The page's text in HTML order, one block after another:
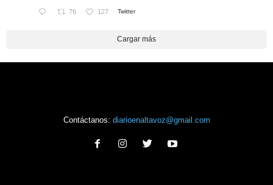
76 127 Twitter
Cargar más
Contáctanos: diarioenaltavoz@gmail.com